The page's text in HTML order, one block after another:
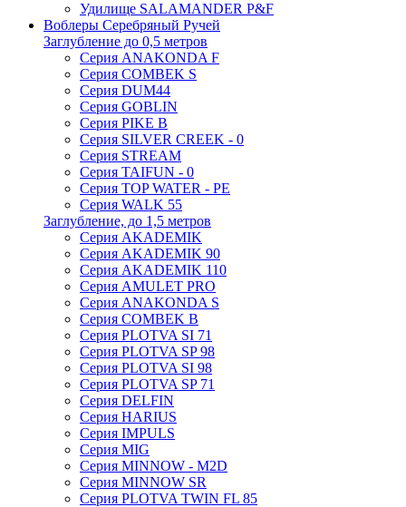
Удилище SALAMANDER P&F
Воблеры Серебряный Ручей
Заглубление до 0,5 метров
Серия ANAKONDA F
Серия COMBEK S
Серия DUM44
Серия GOBLIN
Серия PIKE B
Серия SILVER CREEK - 0
Серия STREAM
Серия TAIFUN - 0
Серия TOP WATER - PE
Серия WALK 55
Заглубление, до 1,5 метров
Серия AKADEMIK
Серия AKADEMIK 90
Серия AKADEMIK 110
Серия AMULET PRO
Серия ANAKONDA S
Серия COMBEK B
Серия PLOTVA SI 71
Серия PLOTVA SP 98
Серия PLOTVA SI 98
Серия PLOTVA SP 71
Серия DELFIN
Серия HARIUS
Серия IMPULS
Серия MIG
Серия MINNOW - M2D
Серия MINNOW SR
Серия PLOTVA TWIN FL 85